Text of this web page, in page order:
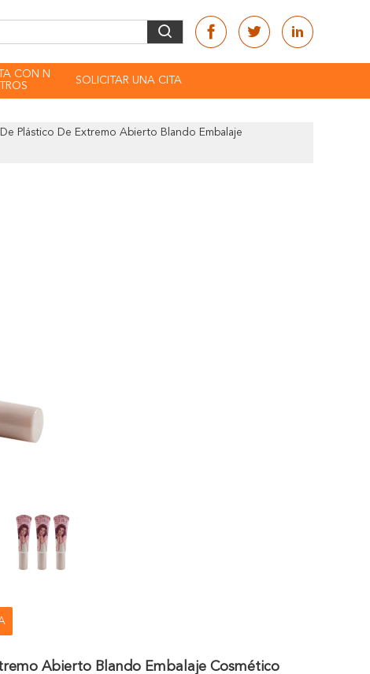
CON N
SOLICITAR UNA CITA
Plástico De Extremo Abierto Blando Embalaje
Abierto Blando Embalaje Cosmético